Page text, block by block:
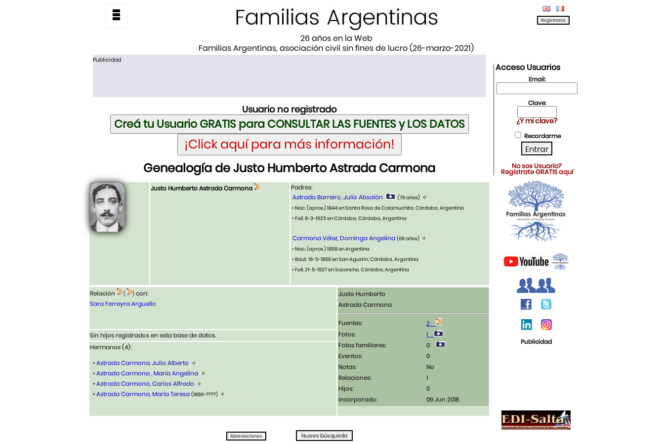
26 años en la Web
Familias Argentinas, asociación civil sin fines de lucro (26-marzo-2021)
Publicidad
Usuario no registrado
Genealogía de Justo Humberto Astrada Carmona
Justo Humberto Astrada Carmona
Padres:
Astrada Barreiro, Julio Absalón
(79 años)
• Nac. (aprox.) 1844 en Santa Rosa de Calamuchita, Córdoba, Argentina
• Fall. 6-3-1923 en Córdoba, Córdoba, Argentina
Carmona Vélez, Dominga Angelina (69 años)
• Nac. (aprox.) 1858 en Argentina
• Baut. 16-5-1859 en San Agustín, Córdoba, Argentina
• Fall. 21-5-1927 en Soconcho, Córdoba, Argentina
Relación ( ) con:
Sara Ferreyra Arguello
Justo Humberto
Astrada Carmona
Fuentes:
2
Fotos:
1
Fotos familiares:
0
Eventos:
0
Notas:
No
Relaciones:
1
Hijos:
0
Incorporado:
09 Jun 2018
Sin hijos registrados en esta base de datos.
Hermanos (4):
•Astrada Carmona, Julio Alberto
•Astrada Carmona , María Angelina
•Astrada Carmona, Carlos Alfredo
•Astrada Carmona, María Teresa (1886-????)
Acceso Usuarios
Email:
Clave:
¿Y mi clave?
Recordarme
No sos Usuario?
Registrate GRATIS aquí
Publicidad